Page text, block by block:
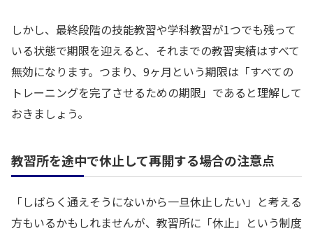
しかし、最終段階の技能教習や学科教習が1つでも残って
いる状態で期限を迎えると、それまでの教習実績はすべて
無効になります。つまり、9ヶ月という期限は「すべての
トレーニングを完了させるための期限」であると理解して
おきましょう。
教習所を途中で休止して再開する場合の注意点
「しばらく通えそうにないから一旦休止したい」と考える
方もいるかもしれませんが、教習所に「休止」という制度